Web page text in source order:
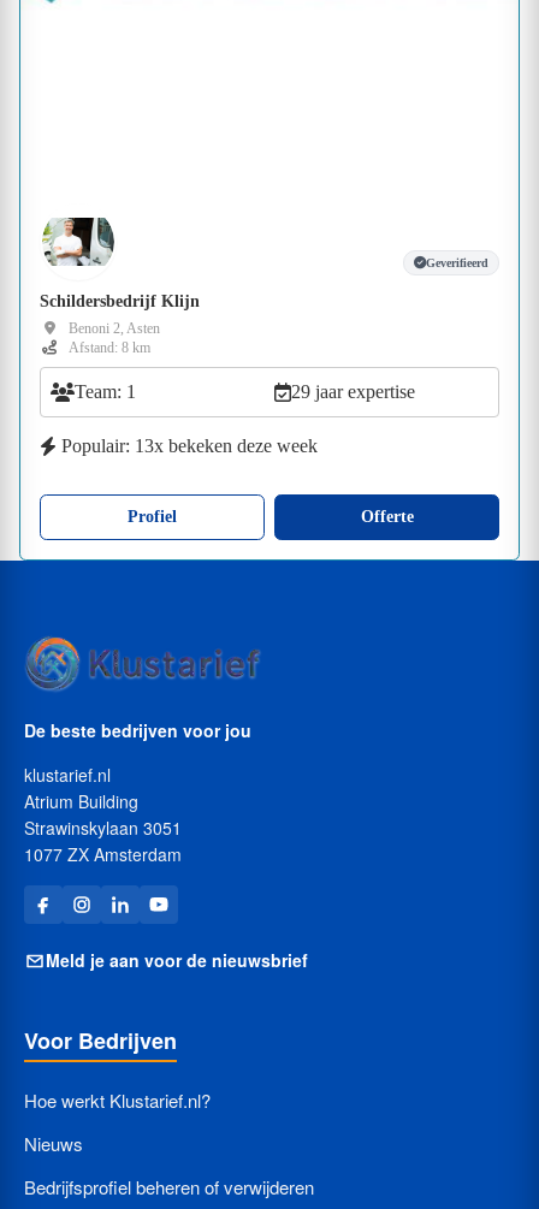
Geverifieerd
Schildersbedrijf Klijn
Benoni 2, Asten
Afstand: 8 km
Team: 1 29 jaar expertise
Populair: 13x bekeken deze week
Profiel Offerte
De beste bedrijven voor jou
klustarief.nl
Atrium Building
Strawinskylaan 3051
1077 ZX Amsterdam
Meld je aan voor de nieuwsbrief
Voor Bedrijven
Hoe werkt Klustarief.nl?
Nieuws
Bedrijfsprofiel beheren of verwijderen